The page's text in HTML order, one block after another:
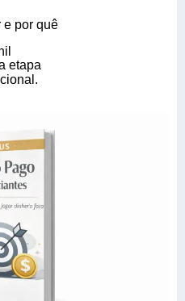
e por quê
etapa